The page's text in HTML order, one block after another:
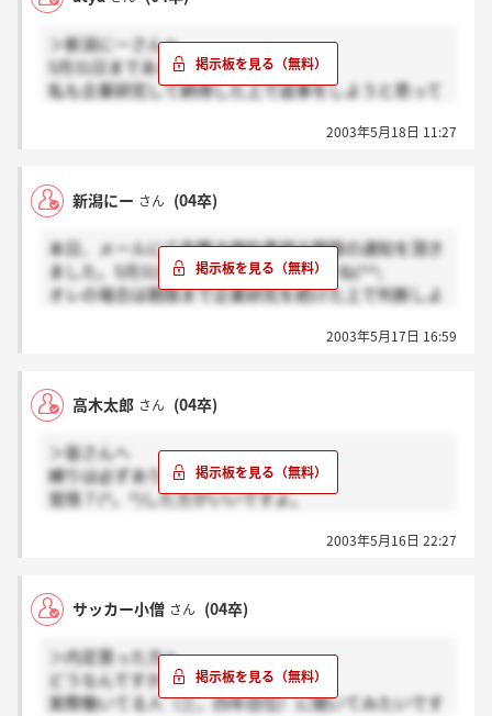
＞新潟にーさんへ
5月31日まであと2週間弱ですね。
私も企業研究して納得した上で返事をしようと思って
人生の別れ道だと思うとどきどきですよ～（＞&lt;；
2003年5月18日 11:27
新潟にー さん (04卒)
本日、メールにて有難き確約書提出期限の通知を頂き
ました。5月31日とはちょっと早いですね(^^;
オレの場合は期限まで企業研究を続けた上で判断しよ
2003年5月17日 16:59
高木太郎 さん (04卒)
＞皆さんへ
縛りは必ずありますよ。常識だから。
覚悟？(^。^)した方がいいですよ。
魅力的人だったな～。
ガッツがあるし、人の話はちゃんと
内定もらった人がうらやまし～。
2003年5月16日 22:27
サッカー小僧 さん (04卒)
＞内定貰った方へ
どうなんですかね？ここは！！
実際働いてる人（三，四年目位）に聞いてみたいです